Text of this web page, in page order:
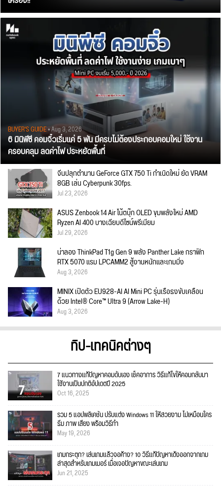
BUYER'S GUIDE• Aug 3, 2026
6 มินิพีซี คอมจิ๋วเริ่มแค่ 5 พัน มีครบไม่ต้องประกอบคอมใหม่ ใช้งาน
ครอบคลุม ลดค่าไฟ ประหยัดพื้นที่
จีนปลุกตำนาน GeForce GTX 750 Ti กำเนิดใหม่ ยัด VRAM
8GB เล่น Cyberpunk 30fps.
Jul 23, 2026
ASUS Zenbook 14 Air โน้ตบุ๊ก OLED ขุมพลังใหม่ AMD
Ryzen AI 400 บางเฉียบดีไซน์พรีเมียม
Jul 29, 2026
น่าลอง ThinkPad T1g Gen 9 พลัง Panther Lake กราฟิก
RTX 5070 แรม LPCAMM2 สู้งานหนักและเกมมิ่ง
Aug 3, 2026
MINIX เปิดตัว EU928-AI AI Mini PC รุ่นเรือธงขับเคลื่อน
ด้วย Intel® Core™ Ultra 9 (Arrow Lake-H)
Aug 3, 2026
ทิป-เทคนิคต่างๆ
7 แนวทางแก้ปัญหาคอมดับเอง เช็คอาการ วิธีแก้ไขให้คอมกลับมา
ใช้งานเป็นปกติอัปเดตปี 2025
Oct 16, 2025
รวม 5 แอปพลิเคชัน ปรับแต่ง Windows 11 ให้สวยงาม ไม่เหมือนใคร
ธีม ภาพ เสียง พร้อมวิธีทำ
May 19, 2026
เกมกระตุก? เล่นเกมแล้วจอค้าง? 10 วิธีแก้ปัญหาเด้งออกจากเกม
ล่าสุดสำหรับเกมเมอร์ เมื่อเจอปัญหาขณะเล่นเกม
Jun 21, 2025